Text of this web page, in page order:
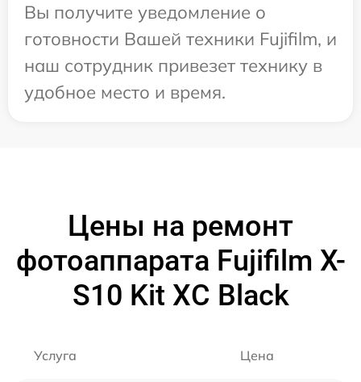
Вы получите уведомление о
готовности Вашей техники Fujifilm, и
наш сотрудник привезет технику в
удобное место и время.
Цены на ремонт
фотоаппарата Fujifilm X-
S10 Kit XC Black
Услуга Цена